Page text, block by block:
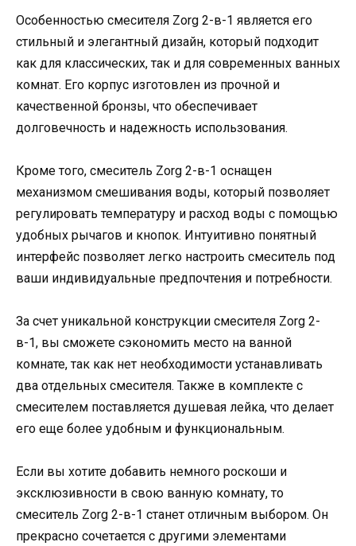
Особенностью смесителя Zorg 2-в-1 является его
стильный и элегантный дизайн, который подходит
как для классических, так и для современных ванных
комнат. Его корпус изготовлен из прочной и
качественной бронзы, что обеспечивает
долговечность и надежность использования.
Кроме того, смеситель Zorg 2-в-1 оснащен
механизмом смешивания воды, который позволяет
регулировать температуру и расход воды с помощью
удобных рычагов и кнопок. Интуитивно понятный
интерфейс позволяет легко настроить смеситель под
ваши индивидуальные предпочтения и потребности.
За счет уникальной конструкции смесителя Zorg 2-
в-1, вы сможете сэкономить место на ванной
комнате, так как нет необходимости устанавливать
два отдельных смесителя. Также в комплекте с
смесителем поставляется душевая лейка, что делает
его еще более удобным и функциональным.
Если вы хотите добавить немного роскоши и
эксклюзивности в свою ванную комнату, то
смеситель Zorg 2-в-1 станет отличным выбором. Он
прекрасно сочетается с другими элементами